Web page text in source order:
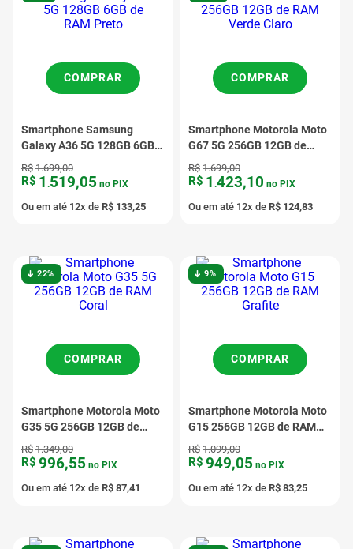
Smartphone Samsung
Galaxy A36 5G 128GB 6GB
de RAM Preto
R$ 1.699,00
R$ 1 .519,05 no PIX
Ou em até 12x de R$ 133,25
COMPRAR
Smartphone Motorola Moto
G67 5G 256GB 12GB de
RAM Verde Claro
R$ 1.699,00
R$ 1 .423,10 no PIX
Ou em até 12x de R$ 124,83
COMPRAR
22%
Smartphone Motorola Moto
G35 5G 256GB 12GB de
RAM Coral
R$ 1.349,00
R$ 996,55 no PIX
Ou em até 12x de R$ 87,41
COMPRAR
9%
Smartphone Motorola Moto
G15 256GB 12GB de RAM
Grafite
R$ 1.099,00
R$ 949,05 no PIX
Ou em até 12x de R$ 83,25
COMPRAR